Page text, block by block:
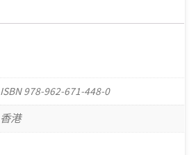
ISBN 978-962-671-448-0
香港